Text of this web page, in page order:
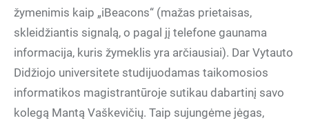
žymenimis kaip „iBeacons“ (mažas prietaisas,
skleidžiantis signalą, o pagal jį telefone gaunama
informacija, kuris žymeklis yra arčiausiai). Dar Vytauto
Didžiojo universitete studijuodamas taikomosios
informatikos magistrantūroje sutikau dabartinį savo
kolegą Mantą Vaškevičių. Taip sujungėme jėgas,